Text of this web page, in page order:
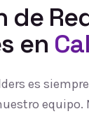
de
en
es